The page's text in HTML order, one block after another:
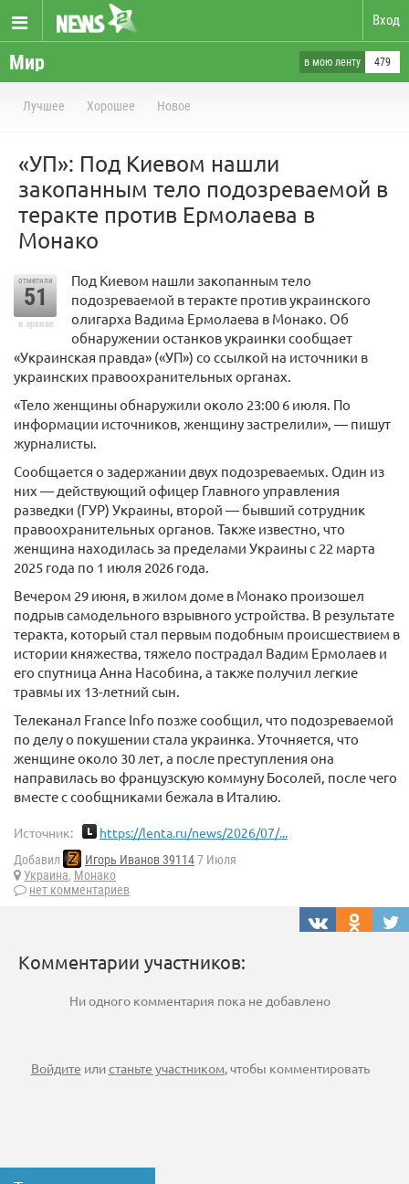
Вход
Мир в мою ленту 479
Лучшее Хорошее Новое
«УП»: Под Киевом нашли
закопанным тело подозреваемой в
теракте против Ермолаева в
Монако
отметили
51
в архиве
Под Киевом нашли закопанным тело
подозреваемой в теракте против украинского
олигарха Вадима Ермолаева в Монако. Об
обнаружении останков украинки сообщает
«Украинская правда» («УП») со ссылкой на источники в
украинских правоохранительных органах.
«Тело женщины обнаружили около 23:00 6 июля. По
информации источников, женщину застрелили», — пишут
журналисты.
Сообщается о задержании двух подозреваемых. Один из
них — действующий офицер Главного управления
разведки (ГУР) Украины, второй — бывший сотрудник
правоохранительных органов. Также известно, что
женщина находилась за пределами Украины с 22 марта
2025 года по 1 июля 2026 года.
Вечером 29 июня, в жилом доме в Монако произошел
подрыв самодельного взрывного устройства. В результате
теракта, который стал первым подобным происшествием в
истории княжества, тяжело пострадал Вадим Ермолаев и
его спутница Анна Насобина, а также получил легкие
травмы их 13-летний сын.
Телеканал France Info позже сообщил, что подозреваемой
по делу о покушении стала украинка. Уточняется, что
женщине около 30 лет, а после преступления она
направилась во французскую коммуну Босолей, после чего
вместе с сообщниками бежала в Италию.
Источник: https://lenta.ru/news/2026/07/...
Добавил Игорь Иванов 391147 Июля
Украина, Монако
нет комментариев
Комментарии участников:
Ни одного комментария пока не добавлено
Войдите илистаньте участником, чтобы комментировать